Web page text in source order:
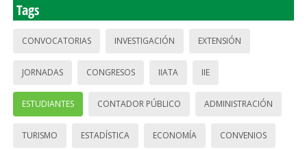
Tags
CONVOCATORIAS INVESTIGACIÓN EXTENSIÓN
JORNADAS CONGRESOS IIATA IIE
ESTUDIANTES CONTADOR PÚBLICO ADMINISTRACIÓN
TURISMO ESTADÍSTICA ECONOMÍA CONVENIOS